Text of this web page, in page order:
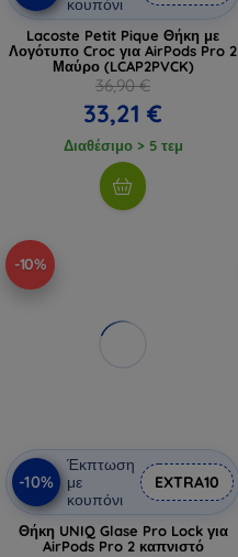
Lacoste Petit Pique Θήκη με
Λογότυπο Croc για AirPods Pro 2
Μαύρο (LCAP2PVCK)
36,90 €
33,21 €
Διαθέσιμο > 5 τεμ
-10%
-10%
Έκπτωση
με
κουπόνι
EXTRA10
Θήκη UNIQ Glase Pro Lock για
AirPods Pro 2 καπνιστό